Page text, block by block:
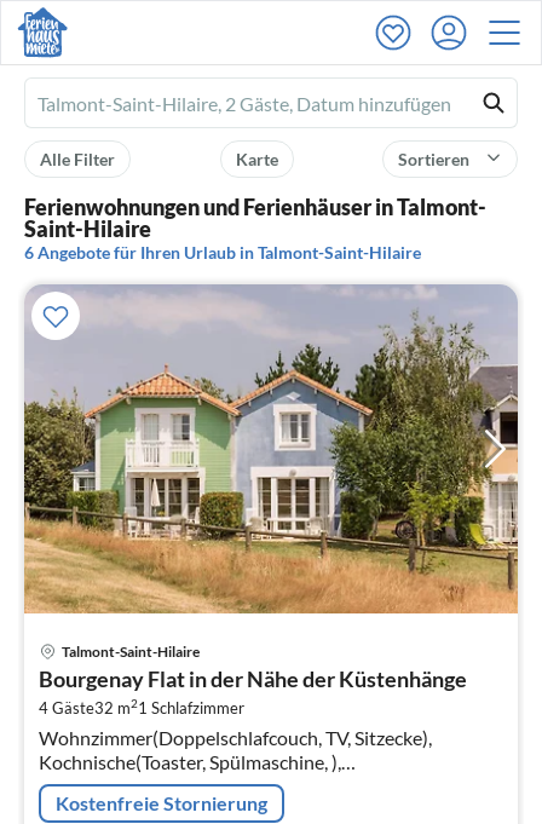
Ferienhausmiete
logo
Sortieren
Karte
Alle Filter
Ferienwohnungen und Ferienhäuser in Talmont-
Saint-Hilaire
6 Angebote für Ihren Urlaub in Talmont-Saint-Hilaire
Talmont-Saint-Hilaire
Bourgenay Flat in der Nähe der Küstenhänge
4 Gäste32 m21 Schlafzimmer
Wohnzimmer(Doppelschlafcouch, TV, Sitzecke),
Kochnische(Toaster, Spülmaschine, ),
Schlafzimmer(Doppelbett), Badezimmer(Badewanne,
Waschbecken, Toilette)
Kostenfreie Stornierung